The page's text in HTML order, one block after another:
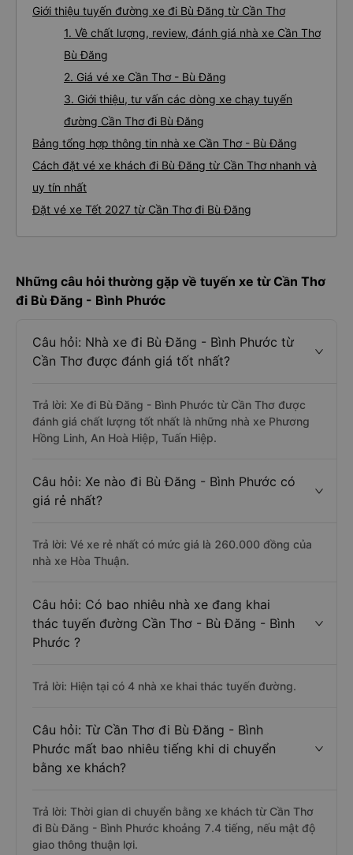
Giới thiệu tuyến đường xe đi Bù Đăng từ Cần Thơ
1. Về chất lượng, review, đánh giá nhà xe Cần Thơ
Bù Đăng
2. Giá vé xe Cần Thơ - Bù Đăng
3. Giới thiệu, tư vấn các dòng xe chạy tuyến
đường Cần Thơ đi Bù Đăng
Bảng tổng hợp thông tin nhà xe Cần Thơ - Bù Đăng
Cách đặt vé xe khách đi Bù Đăng từ Cần Thơ nhanh và
uy tín nhất
Đặt vé xe Tết 2027 từ Cần Thơ đi Bù Đăng
Những câu hỏi thường gặp về tuyến xe từ Cần Thơ
đi Bù Đăng - Bình Phước
Câu hỏi: Nhà xe đi Bù Đăng - Bình Phước từ
Cần Thơ được đánh giá tốt nhất?
Trả lời: Xe đi Bù Đăng - Bình Phước từ Cần Thơ được
đánh giá chất lượng tốt nhất là những nhà xe Phương
Hồng Linh, An Hoà Hiệp, Tuấn Hiệp.
Câu hỏi: Xe nào đi Bù Đăng - Bình Phước có
giá rẻ nhất?
Trả lời: Vé xe rẻ nhất có mức giá là 260.000 đồng của
nhà xe Hòa Thuận.
Câu hỏi: Có bao nhiêu nhà xe đang khai
thác tuyến đường Cần Thơ - Bù Đăng - Bình
Phước ?
Trả lời: Hiện tại có 4 nhà xe khai thác tuyến đường.
Câu hỏi: Từ Cần Thơ đi Bù Đăng - Bình
Phước mất bao nhiêu tiếng khi di chuyển
bằng xe khách?
Trả lời: Thời gian di chuyển bằng xe khách từ Cần Thơ
đi Bù Đăng - Bình Phước khoảng 7.4 tiếng, nếu mật độ
giao thông thuận lợi.